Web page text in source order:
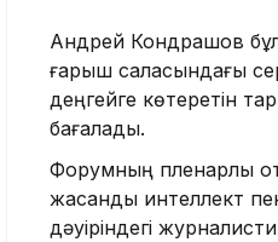
Андрей Кондрашов бұл
ғарыш саласындағы
деңгейге көтеретін
бағалады.
Форумның пленарлық
жасанды интеллект
дәуіріндегі